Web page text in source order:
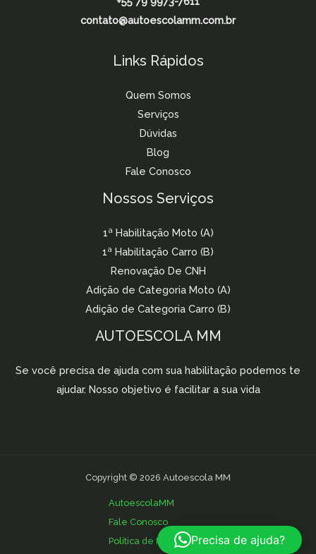
contato@autoescolamm.com.br
Links Rápidos
Quem Somos
Serviços
Dúvidas
Blog
Fale Conosco
Nossos Serviços
1ª Habilitação Moto (A)
1ª Habilitação Carro (B)
Renovação De CNH
Adição de Categoria Moto (A)
Adição de Categoria Carro (B)
AUTOESCOLA MM
Se você precisa de ajuda com sua habilitação podemos te
ajudar. Nosso objetivo é facilitar a sua vida
Copyright © 2026 Autoescola MM
AutoescolaMM
Fale Conosco
Política de PrivacidadePrecisa de ajuda?